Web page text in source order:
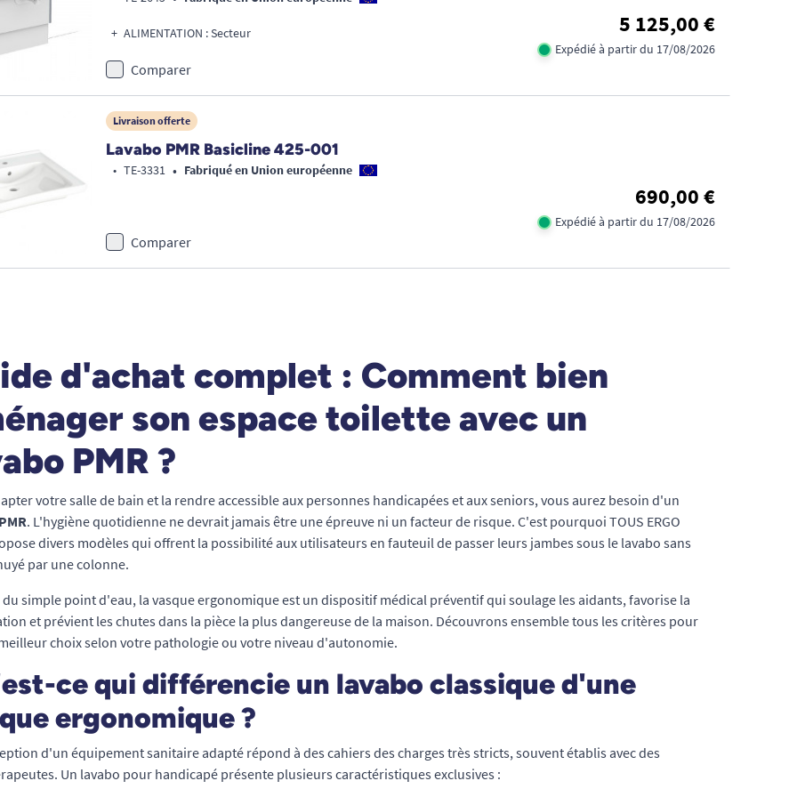
ALIMENTATION : Secteur 5 125,00 €
Expédié à partir du 17/08/2026
Comparer
Livraison offerte
Lavabo PMR Basicline 425-001
• TE-3331 • Fabriqué en Union européenne
690,00 €
Expédié à partir du 17/08/2026
Comparer
d'achat complet : Comment bien
son espace toilette avec un
PMR ?
votre salle de bain et la rendre accessible aux personnes handicapées et aux seniors, vous aurez besoin d'un
. L'hygiène quotidienne ne devrait jamais être une épreuve ni un facteur de risque. C'est pourquoi TOUS ERGO
divers modèles qui offrent la possibilité aux utilisateurs en fauteuil de passer leurs jambes sous le lavabo sans
par une colonne.
simple point d'eau, la vasque ergonomique est un dispositif médical préventif qui soulage les aidants, favorise la
et prévient les chutes dans la pièce la plus dangereuse de la maison. Découvrons ensemble tous les critères pour
choix selon votre pathologie ou votre niveau d'autonomie.
ce qui différencie un lavabo classique d'une
ergonomique ?
d'un équipement sanitaire adapté répond à des cahiers des charges très stricts, souvent établis avec des
Un lavabo pour handicapé présente plusieurs caractéristiques exclusives :